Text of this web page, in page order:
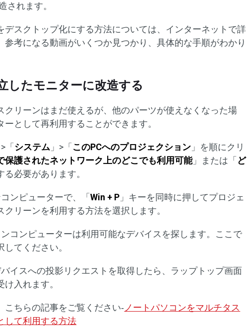
されます。
デスクトップ化にする方法については、インターネットで詳
参考になる動画がいくつか見つかり、具体的な手順がわかり
したモニターに改造する
クリーンはまだ使えるが、他のパーツが使えなくなった場
として再利用することができます。
「 システム 」>「 このPCへのプロジェクション 」を順にクリ
保護されたネットワーク上のどこでも利用可能」または「 ど
る必要があります。
ンピューターで、「Win + P 」キーを同時に押してプロジェ
リーンを利用する方法を選択します。
コンピューターは利用可能なデバイスを探します。ここで
てください。
イスへの投影リクエストを取得したら、ラップトップ画面
入れます。
こちらの記事をご覧ください‐ ノートパソコンをマルチタス
して利用する方法